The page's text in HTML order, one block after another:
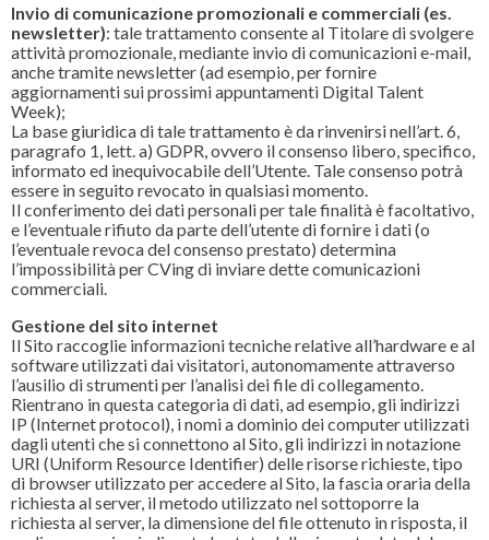
Invio di comunicazione promozionali e commerciali (es.
newsletter): tale trattamento consente al Titolare di svolgere
attività promozionale, mediante invio di comunicazioni e-mail,
anche tramite newsletter (ad esempio, per fornire
aggiornamenti sui prossimi appuntamenti Digital Talent
Week);
La base giuridica di tale trattamento è da rinvenirsi nell’art. 6,
paragrafo 1, lett. a) GDPR, ovvero il consenso libero, specifico,
informato ed inequivocabile dell’Utente. Tale consenso potrà
essere in seguito revocato in qualsiasi momento.
Il conferimento dei dati personali per tale finalità è facoltativo,
e l’eventuale rifiuto da parte dell’utente di fornire i dati (o
l’eventuale revoca del consenso prestato) determina
l’impossibilità per CVing di inviare dette comunicazioni
commerciali.
Gestione del sito internet
Il Sito raccoglie informazioni tecniche relative all’hardware e al
software utilizzati dai visitatori, autonomamente attraverso
l’ausilio di strumenti per l’analisi dei file di collegamento.
Rientrano in questa categoria di dati, ad esempio, gli indirizzi
IP (Internet protocol), i nomi a dominio dei computer utilizzati
dagli utenti che si connettono al Sito, gli indirizzi in notazione
URI (Uniform Resource Identifier) delle risorse richieste, tipo
di browser utilizzato per accedere al Sito, la fascia oraria della
richiesta al server, il metodo utilizzato nel sottoporre la
richiesta al server, la dimensione del file ottenuto in risposta, il